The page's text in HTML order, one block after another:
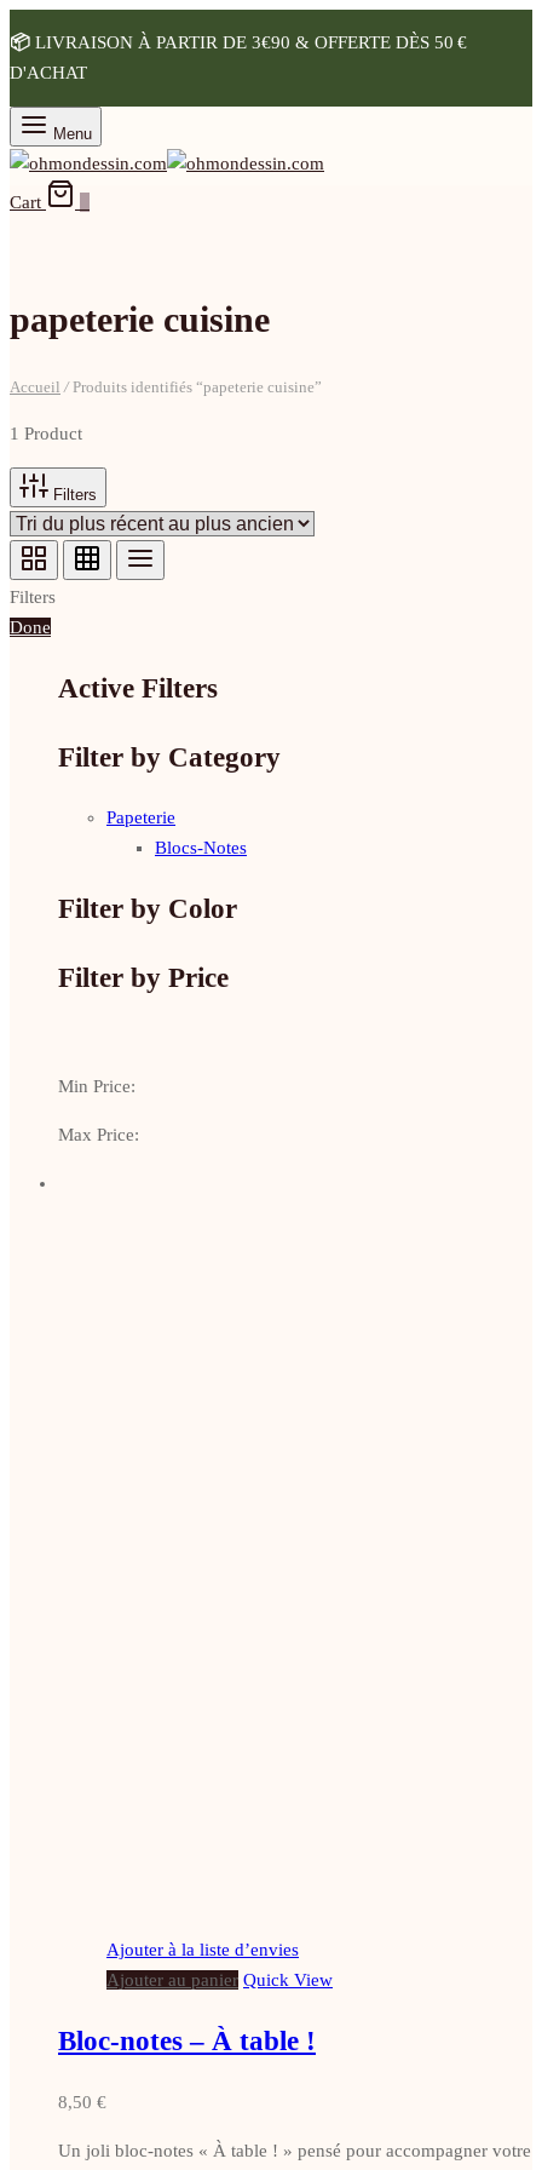
📦 LIVRAISON À PARTIR DE 3€90 & OFFERTE DÈS 50 €
D'ACHAT
Menu
Cart
papeterie cuisine
Accueil /Produits identifiés “papeterie cuisine”
1 Product
Filters
Filters
Done
Active Filters
Filter by Category
Papeterie
Blocs-Notes
Filter by Color
Filter by Price
Min Price:
Max Price:
Ajouter à la liste d’envies
Ajouter au panier Quick View
Bloc-notes – À table !
8,50 €
Un joli bloc-notes « À table ! » pensé pour accompagner votre